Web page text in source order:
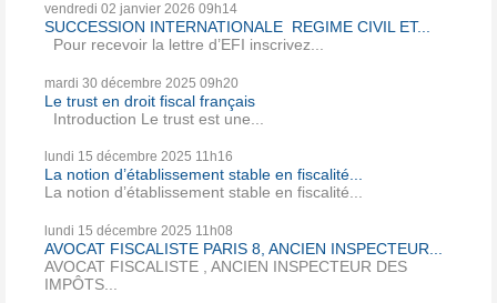
vendredi 02 janvier 2026 09h14
SUCCESSION INTERNATIONALE REGIME CIVIL ET...
Pour recevoir la lettre d’EFI inscrivez...
mardi 30 décembre 2025 09h20
Le trust en droit fiscal français
Introduction Le trust est une...
lundi 15 décembre 2025 11h16
La notion d’établissement stable en fiscalité...
La notion d’établissement stable en fiscalité...
lundi 15 décembre 2025 11h08
AVOCAT FISCALISTE PARIS 8, ANCIEN INSPECTEUR...
AVOCAT FISCALISTE , ANCIEN INSPECTEUR DES
IMPÔTS...